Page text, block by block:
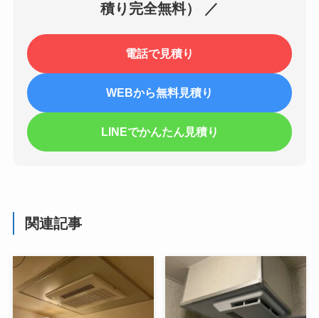
積り完全無料） ／
電話で見積り
WEBから無料見積り
LINEでかんたん見積り
関連記事